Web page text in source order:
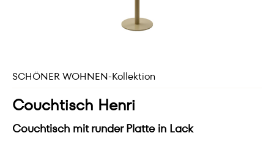
SCHÖNER WOHNEN-Kollektion
Couchtisch Henri
Couchtisch mit runder Platte in Lack